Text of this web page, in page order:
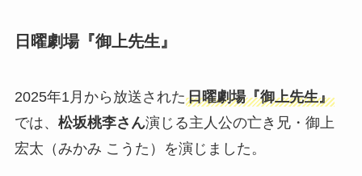
日曜劇場『御上先生』
2025年1月から放送された日曜劇場『御上先生』
では、 松坂桃李さん演じる主人公の亡き兄・御上
宏太（みかみ こうた）を演じました。